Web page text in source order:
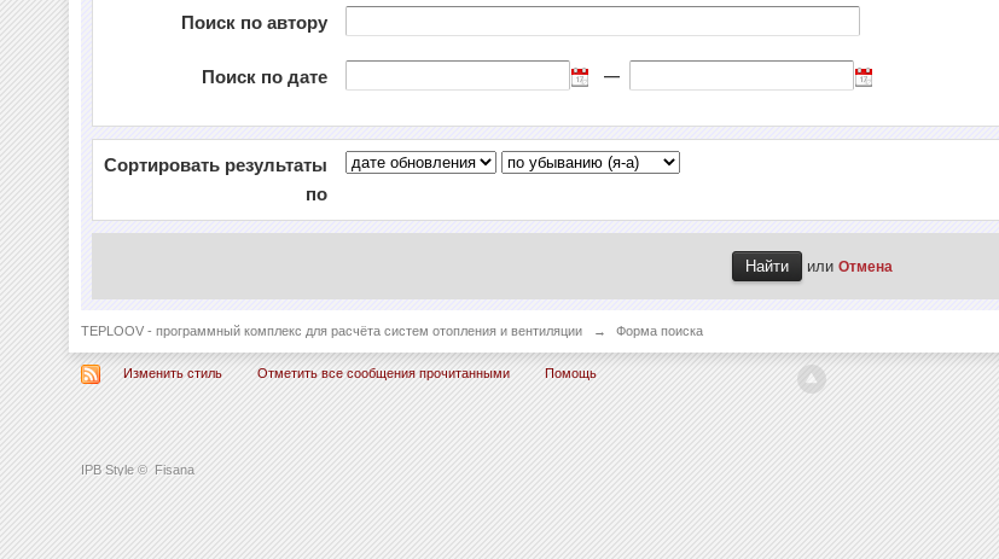
IPB Style © Fisana
Поиск по автору
Поиск по дате —
Сортировать результаты
по
или Отмена
TEPLOOV - программный комплекс для расчёта систем отопления и вентиляции → Форма поиска
Изменить стиль Отметить все сообщения прочитанными Помощь